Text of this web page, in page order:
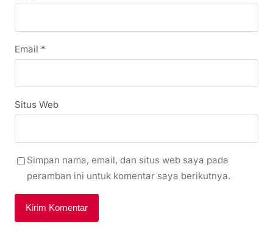
Email *
Situs Web
Simpan nama, email, dan situs web saya pada
peramban ini untuk komentar saya berikutnya.